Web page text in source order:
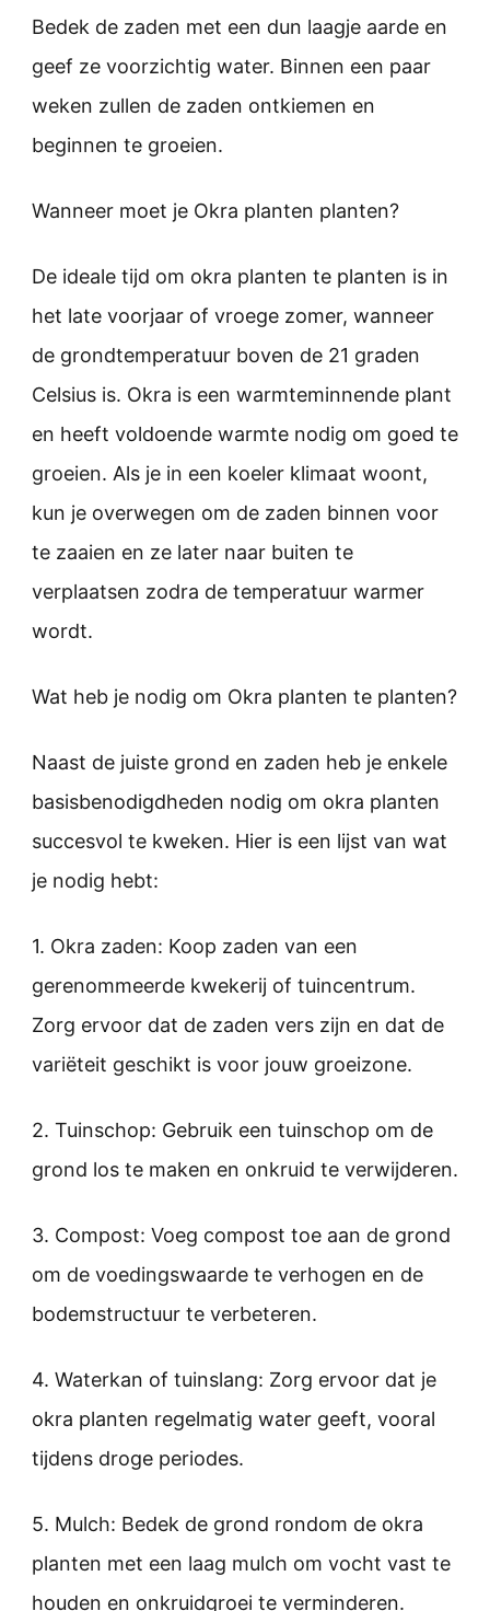
Bedek de zaden met een dun laagje aarde en
geef ze voorzichtig water. Binnen een paar
weken zullen de zaden ontkiemen en
beginnen te groeien.
Wanneer moet je Okra planten planten?
De ideale tijd om okra planten te planten is in
het late voorjaar of vroege zomer, wanneer
de grondtemperatuur boven de 21 graden
Celsius is. Okra is een warmteminnende plant
en heeft voldoende warmte nodig om goed te
groeien. Als je in een koeler klimaat woont,
kun je overwegen om de zaden binnen voor
te zaaien en ze later naar buiten te
verplaatsen zodra de temperatuur warmer
wordt.
Wat heb je nodig om Okra planten te planten?
Naast de juiste grond en zaden heb je enkele
basisbenodigdheden nodig om okra planten
succesvol te kweken. Hier is een lijst van wat
je nodig hebt:
1. Okra zaden: Koop zaden van een
gerenommeerde kwekerij of tuincentrum.
Zorg ervoor dat de zaden vers zijn en dat de
variëteit geschikt is voor jouw groeizone.
2. Tuinschop: Gebruik een tuinschop om de
grond los te maken en onkruid te verwijderen.
3. Compost: Voeg compost toe aan de grond
om de voedingswaarde te verhogen en de
bodemstructuur te verbeteren.
4. Waterkan of tuinslang: Zorg ervoor dat je
okra planten regelmatig water geeft, vooral
tijdens droge periodes.
5. Mulch: Bedek de grond rondom de okra
planten met een laag mulch om vocht vast te
houden en onkruidgroei te verminderen.